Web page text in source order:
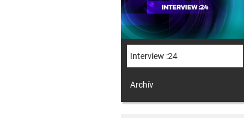
Interview :24
Archív